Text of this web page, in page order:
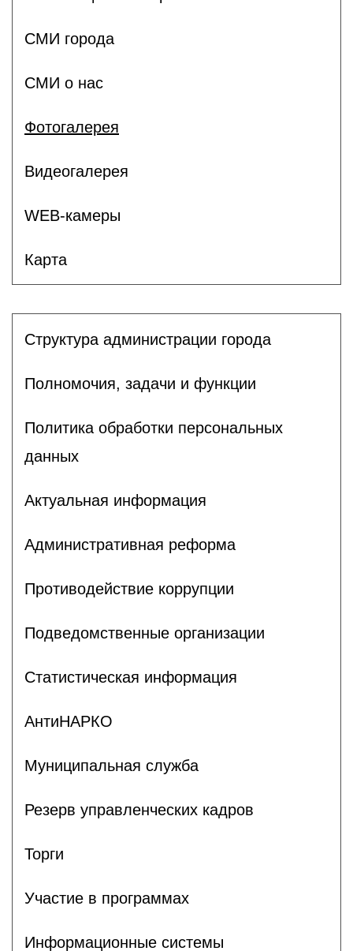
СМИ города
СМИ о нас
Фотогалерея
Видеогалерея
WEB-камеры
Карта
Структура администрации города
Полномочия, задачи и функции
Политика обработки персональных
данных
Актуальная информация
Административная реформа
Противодействие коррупции
Подведомственные организации
Статистическая информация
АнтиНАРКО
Муниципальная служба
Резерв управленческих кадров
Торги
Участие в программах
Информационные системы